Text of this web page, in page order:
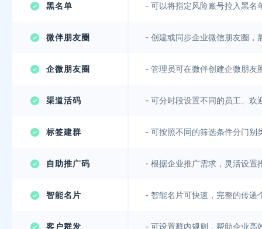
黑名单 - 可以将指定风险账号拉入黑名
微伴朋友圈 - 创建或同步企业微信朋友圈，
企微朋友圈 - 管理员可在微伴创建企微朋友
渠道活码 - 可分时段设置不同的员工、欢
标签建群 - 可按照不同的筛选条件分门别
自助推广码 - 根据企业推广需求，灵活设置
智能名片 - 智能名片可快速，完整的传递
客户群发 - 可设置群内规则，帮助企业高